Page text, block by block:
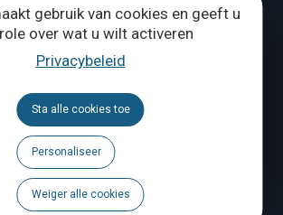
gebruik van cookies en geeft u
over wat u wilt activeren
Privacybeleid
Sta alle cookies toe
Personaliseer
Weiger alle cookies
ONS CONTACTEREN
Volg ons